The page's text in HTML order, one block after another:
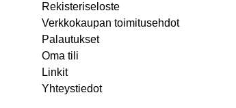
Rekisteriseloste
Verkkokaupan toimitusehdot
Palautukset
Oma tili
Linkit
Yhteystiedot